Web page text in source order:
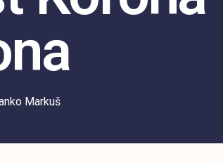
Markuš